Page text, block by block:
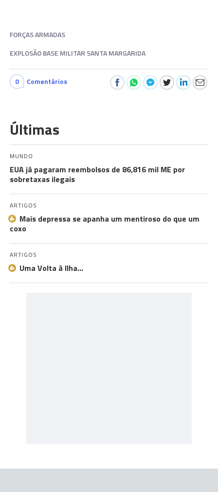
FORÇAS ARMADAS
EXPLOSÃO BASE MILITAR SANTA MARGARIDA
0 Comentários
Últimas
MUNDO
EUA já pagaram reembolsos de 86,816 mil ME por
sobretaxas ilegais
ARTIGOS
Mais depressa se apanha um mentiroso do que um
coxo
ARTIGOS
Uma Volta à Ilha…